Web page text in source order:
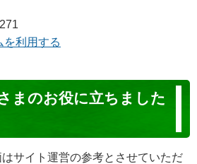
を利用する
まのお役に立ちました
サイト運営の参考とさせていただ